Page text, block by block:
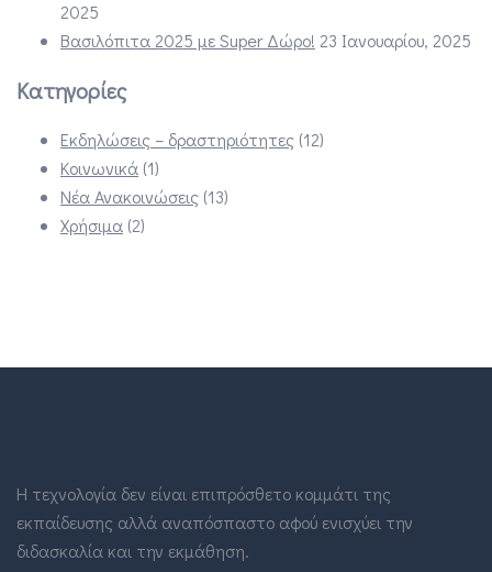
2025
Βασιλόπιτα 2025 με Super Δώρο! 23 Ιανουαρίου, 2025
Κατηγορίες
Εκδηλώσεις – δραστηριότητες (12)
Κοινωνικά (1)
Νέα Ανακοινώσεις (13)
Χρήσιμα (2)
Η τεχνολογία δεν είναι επιπρόσθετο κομμάτι της
εκπαίδευσης αλλά αναπόσπαστο αφού ενισχύει την
διδασκαλία και την εκμάθηση.